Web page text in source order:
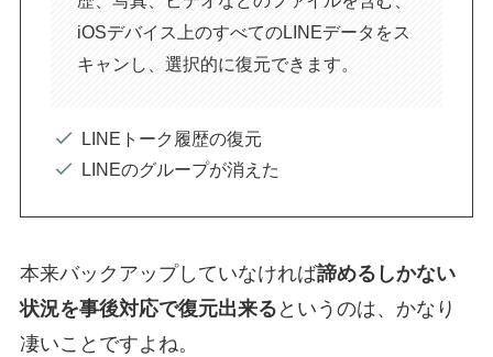
iOSデバイス上のすべてのLINEデータをス
キャンし、選択的に復元できます。
LINEトーク履歴の復元
LINEのグループが消えた
本来バックアップしていなければ諦めるしかない
状況を事後対応で復元出来る というのは、かなり
凄いことですよね。